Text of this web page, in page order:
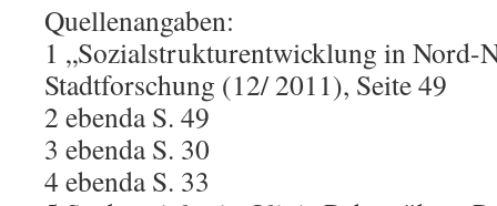
Quellenangaben:
1 „Sozialstrukturentwicklung in Nord-
Stadtforschung (12/ 2011), Seite 49
2 ebenda S. 49
3 ebenda S. 30
4 ebenda S. 33